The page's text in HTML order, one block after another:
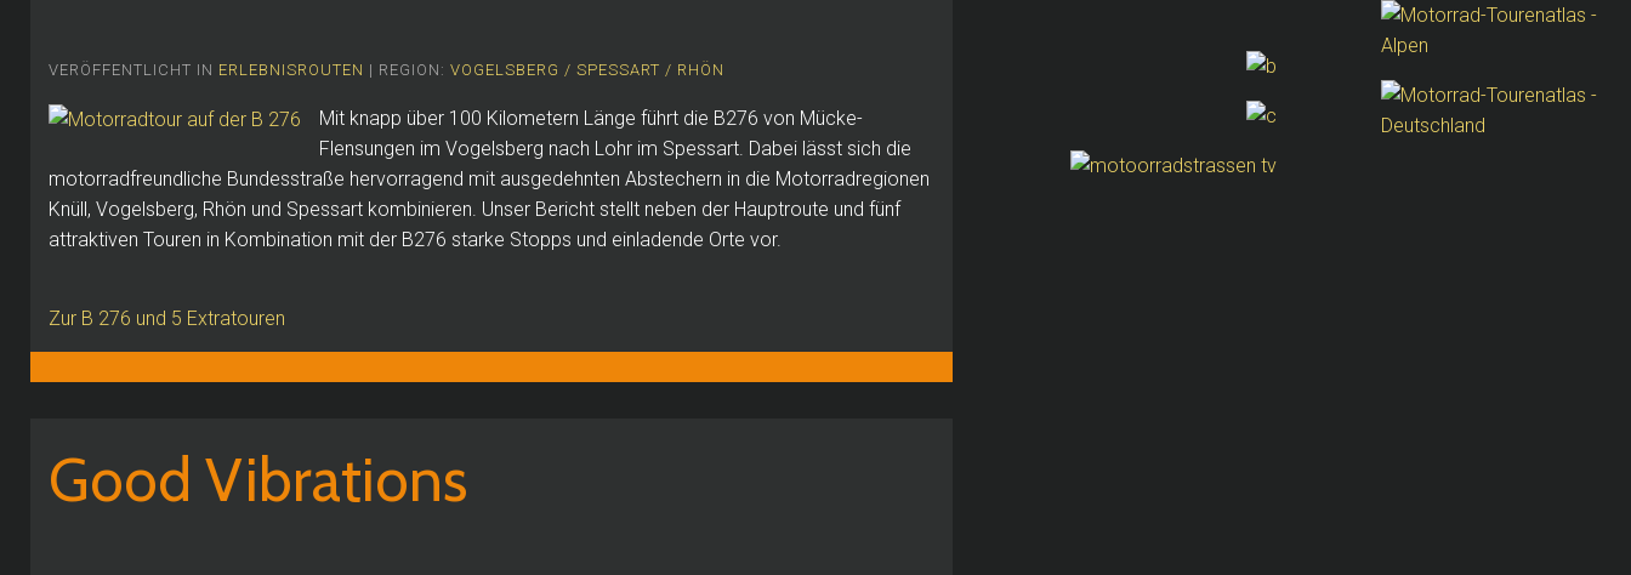
VERÖFFENTLICHT IN ERLEBNISROUTEN | REGION: VOGELSBERG / SPESSART / RHÖN
Mit knapp über 100 Kilometern Länge führt die B276 von Mücke-
Flensungen im Vogelsberg nach Lohr im Spessart. Dabei lässt sich die
motorradfreundliche Bundesstraße hervorragend mit ausgedehnten Abstechern in die Motorradregionen
Knüll, Vogelsberg, Rhön und Spessart kombinieren. Unser Bericht stellt neben der Hauptroute und fünf
attraktiven Touren in Kombination mit der B276 starke Stopps und einladende Orte vor.
Zur B 276 und 5 Extratouren
Good Vibrations